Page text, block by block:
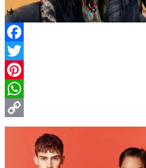
Facebook
Twitter
Pinterest
WhatsApp
Copy